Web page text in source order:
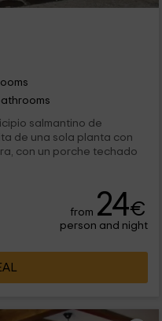
salmantino de
de una sola planta con
con un porche techado
from 24€
person and night